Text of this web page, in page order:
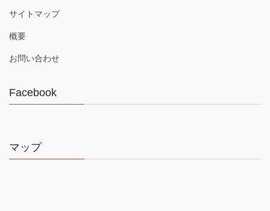
サイトマップ
概要
お問い合わせ
Facebook
マップ